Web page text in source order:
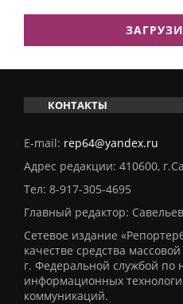
КОНТАКТЫ
E-mail: rep64@yandex.ru
Адрес редакции: 410600,
Тел: 8-917-305-4695
Главный редактор:
Сетевое издание
качестве средства
г. Федеральной службой по
информационных
коммуникаций.